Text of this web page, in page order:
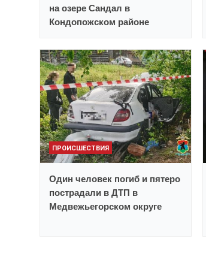
на озере Сандал в
Кондопожском районе
ПРОИСШЕСТВИЯ
Один человек погиб и пятеро
пострадали в ДТП в
Медвежьегорском округе